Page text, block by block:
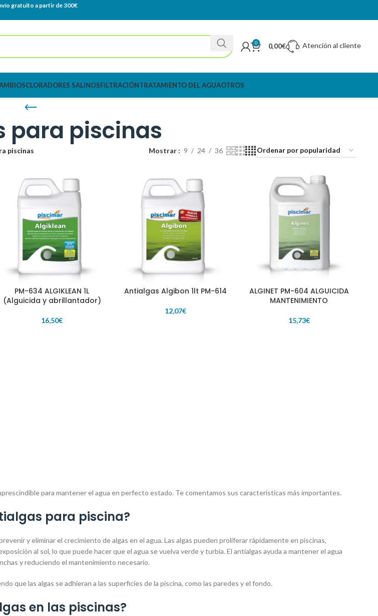
gratuito a partir de 300€
0 0,00€ Atención al cliente
CLORADORES SALINOSFILTRACIÓNTRATAMIENTO DEL AGUAOTROS
para piscinas
piscinas Mostrar 9 24 36
AL CARRITO
PM-634 ALGIKLEAN 1L
(Alguicida y abrillantador)
16,50€
AÑADIR AL CARRITO
Antialgas Algibon 1lt PM-614
12,07€
AÑADIR AL CARRITO
ALGINET PM-604 ALGUICIDA
MANTENIMIENTO
15,73€
para mantener el agua en perfecto estado. Te comentamos sus características más importantes.
para piscina?
y eliminar el crecimiento de algas en el agua. Las algas pueden proliferar rápidamente en piscinas,
al sol, lo que puede hacer que el agua se vuelva verde y turbia. El antialgas ayuda a mantener el agua
y reduciendo el mantenimiento necesario.
que las algas se adhieran a las superficies de la piscina, como las paredes y el fondo.
en las piscinas?